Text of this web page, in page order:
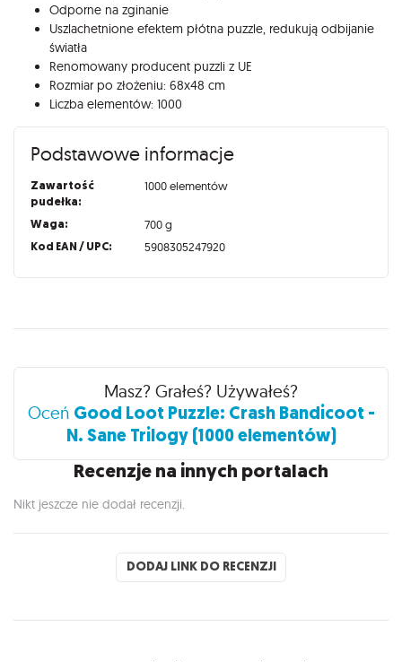
Odporne na zginanie
Uszlachetnione efektem płótna puzzle, redukują odbijanie
światła
Renomowany producent puzzli z UE
Rozmiar po złożeniu: 68x48 cm
Liczba elementów: 1000
Podstawowe informacje
Zawartość
pudełka:
1000 elementów
Waga: 700 g
Kod EAN / UPC: 5908305247920
Recenzje
Masz? Grałeś? Używałeś?
Oceń Good Loot Puzzle: Crash Bandicoot -
N. Sane Trilogy (1000 elementów)
Recenzje na innych portalach
Nikt jeszcze nie dodał recenzji.
DODAJ LINK DO RECENZJI